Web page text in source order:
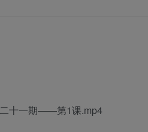
十一期——第1课.mp4